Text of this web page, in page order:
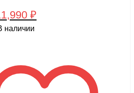
₽
наличии